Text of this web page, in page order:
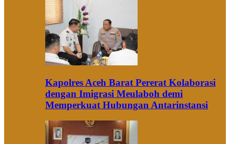
Kapolres Aceh Barat Pererat Kolaborasi
dengan Imigrasi Meulaboh demi
Memperkuat Hubungan Antarinstansi